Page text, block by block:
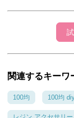
関連するキーワ
100均 100均